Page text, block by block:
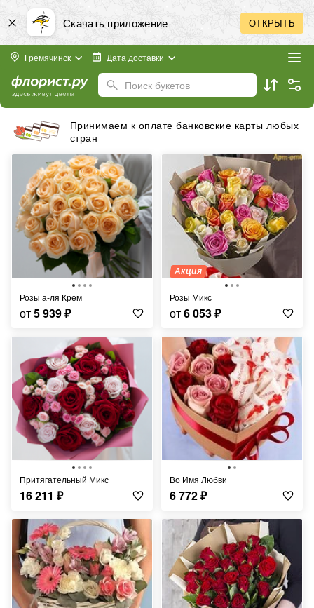
Скачать приложение ОТКРЫТЬ
Гремячинск Дата доставки
Поиск букетов
Принимаем к оплате банковские карты любых
стран
Розы а-ля Крем
от5 939₽
Акция
Розы Микс
от6 053₽
Притягательный Микс
16 211 ₽
Во Имя Любви
6 772₽